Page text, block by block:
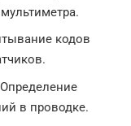
кодов
в проводке.